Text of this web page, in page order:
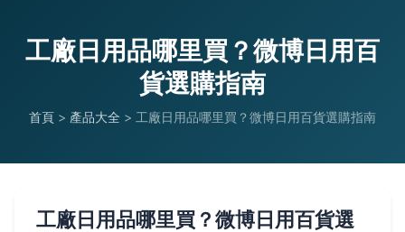
工廠日用品哪里買？微博日用百
貨選購指南
首頁 > 產品大全 > 工廠日用品哪里買？微博日用百貨選購指南
工廠日用品哪里買？微博日用百貨選